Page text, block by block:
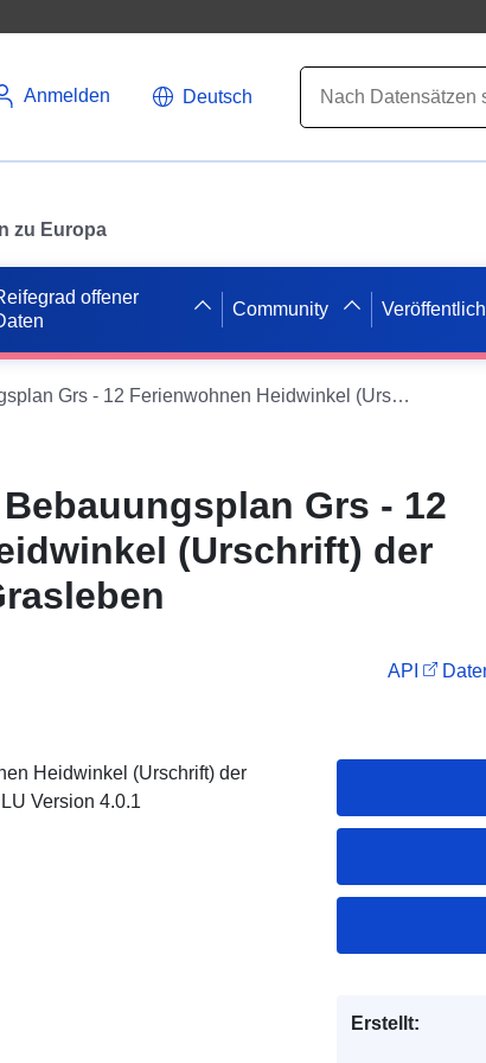
Anmelden Deutsch
zu Europa
offener
Community
ATOM-Feed zum Bebauungsplan Grs - 12 Ferienwohnen Heidwinkel (Urschrift) der Samtgemeinde Grasleben
Grs - 12
(Urschrift) der
API
Heidwinkel (Urschrift) der
Version 4.0.1
Erstellt: